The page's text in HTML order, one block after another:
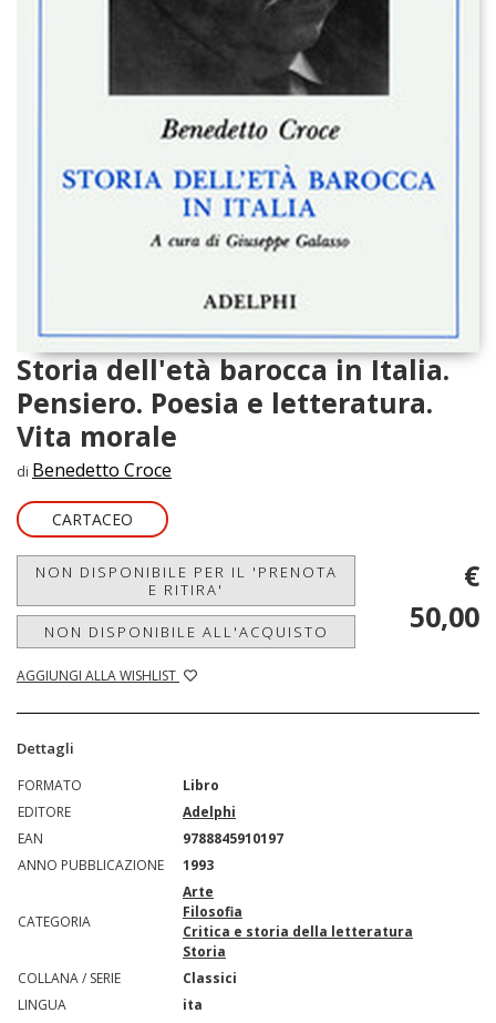
Storia dell'età barocca in Italia.
Pensiero. Poesia e letteratura.
Vita morale
di Benedetto Croce
CARTACEO
NON DISPONIBILE PER IL 'PRENOTA
E RITIRA'
NON DISPONIBILE ALL'ACQUISTO
AGGIUNGI ALLA WISHLIST
€
50,00
Dettagli
FORMATO
Libro
EDITORE
Adelphi
EAN
9788845910197
ANNO PUBBLICAZIONE
1993
CATEGORIA
Arte
Filosofia
Critica e storia della letteratura
Storia
COLLANA / SERIE
Classici
LINGUA
ita